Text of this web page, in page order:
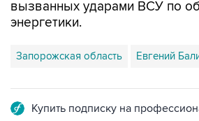
вызванных ударами ВСУ по
энергетики.
Запорожская область Евгений
Купить подписку на